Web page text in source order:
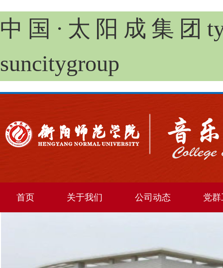
中国·太阳成集团
suncitygroup
首页 关于我们 公司动态 党